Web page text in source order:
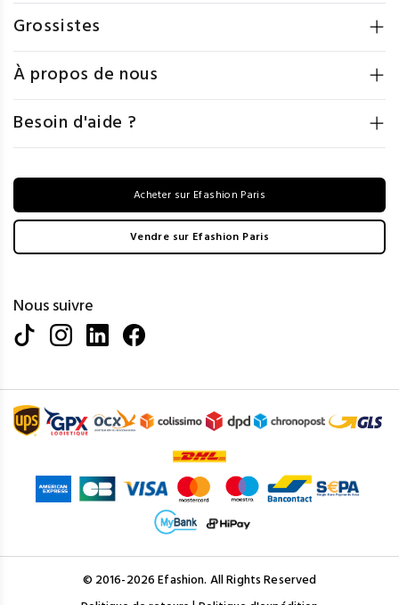
Grossistes
À propos de nous
Besoin d'aide ?
Acheter sur Efashion Paris
Vendre sur Efashion Paris
Nous suivre
© 2016-2026 Efashion. All Rights Reserved